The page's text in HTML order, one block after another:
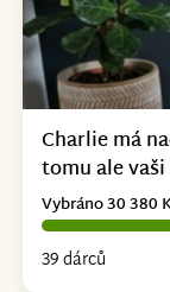
Charlie má
tomu ale
39 dárců
Vybráno 30 380